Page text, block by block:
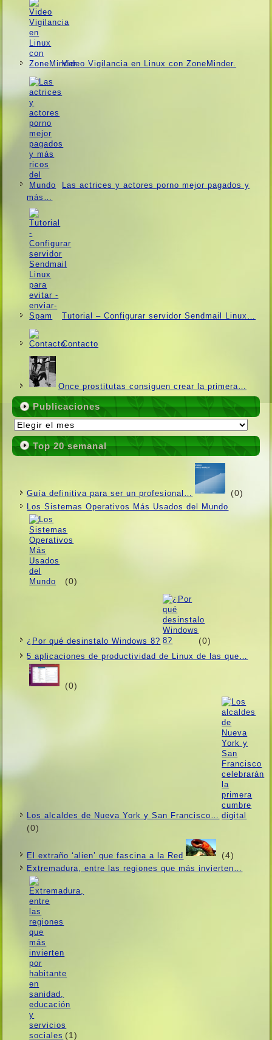
Video Vigilancia en Linux con ZoneMinder.
Las actrices y actores porno mejor pagados y
más…
Tutorial – Configurar servidor Sendmail Linux…
Contacto
Once prostitutas consiguen crear la primera…
Publicaciones
Publicaciones
Top 20 semanal
Guí­a definitiva para ser un profesional… (0)
Los Sistemas Operativos Más Usados ​​del Mundo
(0)
¿Por qué desinstalo Windows 8? (0)
5 aplicaciones de productividad de Linux de las que…
(0)
Los alcaldes de Nueva York y San Francisco…
(0)
El extraño ‘alien’ que fascina a la Red (4)
Extremadura, entre las regiones que más invierten…
(1)